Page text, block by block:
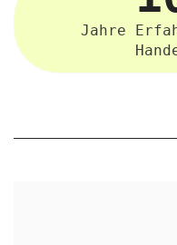
Jahre